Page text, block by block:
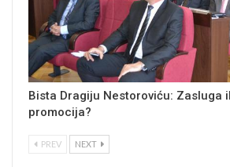
Bista Dragiju Nestoroviću: Zasluga
promocija?
PREV NEXT